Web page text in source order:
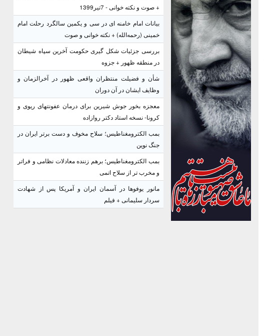
+ صوت و نکته خوانی - 7تیر1399
بیانات امام خامنه ای در سی و یکمین سالگرد رحلت امام
خمینی (رحمه‌الله) + نکته خوانی و صوت
بررسی جزئیات شکل گیری حکومت آخرین سپاه شیطان
در منطقه ظهور + جزوه
شأن و فضیلت منتظران واقعی ظهور در آخرالزمان و
وظایف ایشان در آن دوران
معجزه بخور جوش شیرین برای درمان عفونتهای ریوی و
کرونا- نسخه استاد دکتر روازاده
بمب الکترومغناطیس؛ سلاح مخوف و دست برتر ایران در
جنگ نوین
بمب الکترومغناطیس؛ برهم زننده معادلات نظامی و فراتر
و مخرب تر از سلاح اتمی
مانور یوفوها در آسمان ایران و آمریکا پس از شهادت
سردار سلیمانی + فیلم